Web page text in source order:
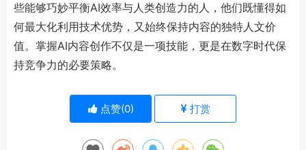
些能够巧妙平衡AI效率与人类创造力的人，他们既懂得如
何最大化利用技术优势，又始终保持内容的独特人文价
值。掌握AI内容创作不仅是一项技能，更是在数字时代保
持竞争力的必要策略。
点赞(0) 打赏